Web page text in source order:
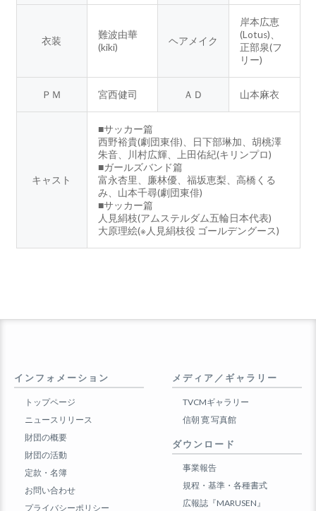
衣装
難波由華
(kiki)
ヘアメイク
岸本広恵
(Lotus)、
正部泉(フ
リー)
ＰＭ 宮西健司 ＡＤ 山本麻衣
キャスト
■サッカー篇
西野裕貴(劇団東俳)、日下部琳加、胡桃澤
朱音、川村広輝、上田佑紀(キリンプロ)
■ガールズバンド篇
富永杏里、廉林優、福坂恵梨、高橋くる
み、山本千尋(劇団東俳)
■サッカー篇
人見絹枝(アムステルダム五輪日本代表)
大原理絵(※人見絹枝役 ゴールデングース)
インフォメーション
トップページ
ニュースリリース
財団の概要
財団の活動
定款・名簿
お問い合わせ
プライバシーポリシー
メディア／ギャラリー
TVCMギャラリー
信朝 寛 写真館
ダウンロード
事業報告
規程・基準・各種書式
広報誌『MARUSEN』